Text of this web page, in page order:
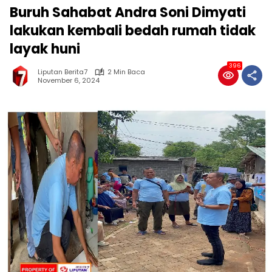
Buruh Sahabat Andra Soni Dimyati
lakukan kembali bedah rumah tidak
layak huni
Liputan Berita7
2 Min Baca
November 6, 2024
396